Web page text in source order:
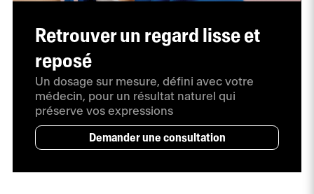
Retrouver un regard lisse et
reposé
Un dosage sur mesure, défini avec votre
médecin, pour un résultat naturel qui
préserve vos expressions
Demander une consultation